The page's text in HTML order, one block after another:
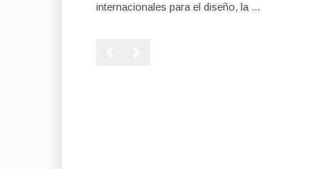
internacionales para el diseño, la ...